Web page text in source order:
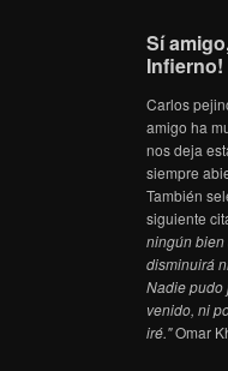
Sí
Infierno!
Carlos
amigo ha
nos deja
siempre
También
siguiente
ningún bien
disminuirá
Nadie pudo
venido, ni
iré."Omar